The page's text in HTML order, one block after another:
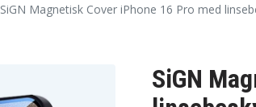
SiGN Magnetisk Cover iPhone 16 Pro med
SiGN